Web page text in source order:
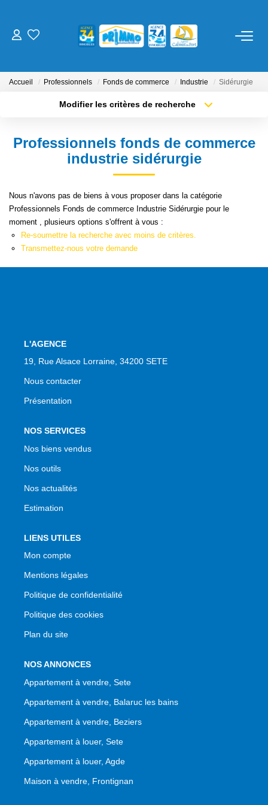
Gestion
Syndic
Location Cure / Vacances
Avis Clients
Accueil Professionnels Fonds de commerce Industrie Sidérurgie
Modifier les critères de recherche
Type de bien
Plus de critères
Professionnels fonds de commerce
industrie sidérurgie
Nous n'avons pas de biens à vous proposer dans la catégorie
Professionnels Fonds de commerce Industrie Sidérurgie pour le
moment , plusieurs options s'offrent à vous :
Re-soumettre la recherche avec moins de critères.
Transmettez-nous votre demande
L'AGENCE
19, Rue Alsace Lorraine, 34200 SETE
Nous contacter
Présentation
NOS SERVICES
Nos biens vendus
Nos outils
Nos actualités
Estimation
LIENS UTILES
Mon compte
Mentions légales
Politique de confidentialité
Politique des cookies
Plan du site
NOS ANNONCES
Appartement à vendre, Sete
Appartement à vendre, Balaruc les bains
Appartement à vendre, Beziers
Appartement à louer, Sete
Appartement à louer, Agde
Maison à vendre, Frontignan